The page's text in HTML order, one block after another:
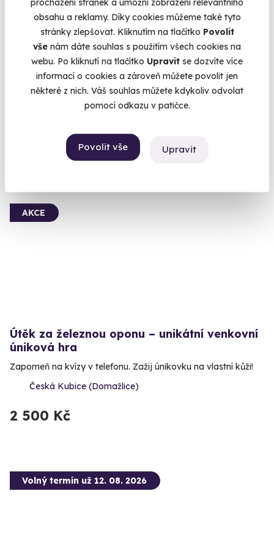
procházení stránek a umožní zobrazení relevantního
obsahu a reklamy. Díky cookies můžeme také tyto
stránky zlepšovat. Kliknutím na tlačítko Povolit
vše nám dáte souhlas s použitím všech cookies na
webu. Po kliknutí na tlačítko Upravit se dozvíte více
informací o cookies a zároveň můžete povolit jen
některé z nich. Váš souhlas můžete kdykoliv odvolat
pomocí odkazu v patičce.
Povolit vše Upravit
9.6(1897)
Let balónem
Dechberoucí výhled a nezapomenutelný zážitek
Klatovy (+ 40 dalších lokalit)
2 590 Kč
AKCE
Útěk za železnou oponu – unikátní venkovní
úniková hra
Zapomeň na kvízy v telefonu. Zažij únikovku na vlastní kůži!
Česká Kubice (Domažlice)
2 500 Kč
Volný termín už 12. 08. 2026